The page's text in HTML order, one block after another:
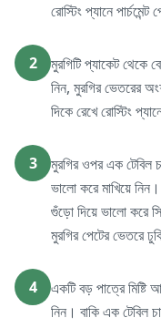
রোস্টিং প্যানে পার্চমেন্ট
2
মুরগিটি প্যাকেট থেকে
নিন, মুরগির ভেতরের
দিকে রেখে রোস্টিং
3
মুরগির ওপর এক টেবিল
ভালো করে মাখিয়ে
গুঁড়ো দিয়ে ভালো করে
মুরগির পেটের ভেতরে
4
একটি বড় পাত্রে
নিন। বাকি এক টেবিল